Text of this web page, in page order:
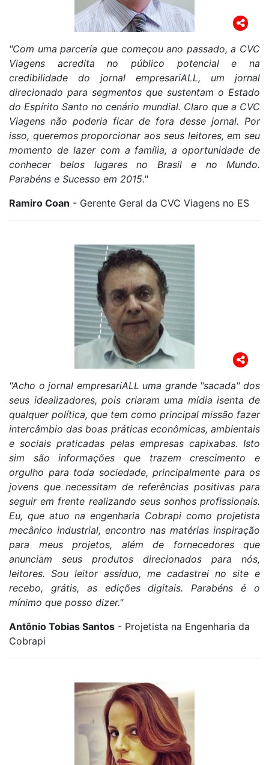
"Com uma parceria que começou ano passado, a CVC
Viagens acredita no público potencial e na
credibilidade do jornal empresariALL, um jornal
direcionado para segmentos que sustentam o Estado
do Espírito Santo no cenário mundial. Claro que a CVC
Viagens não poderia ficar de fora desse jornal. Por
isso, queremos proporcionar aos seus leitores, em seu
momento de lazer com a família, a oportunidade de
conhecer belos lugares no Brasil e no Mundo.
Parabéns e Sucesso em 2015."
Ramiro Coan - Gerente Geral da CVC Viagens no ES
"Acho o jornal empresariALL uma grande "sacada" dos
seus idealizadores, pois criaram uma mídia isenta de
qualquer política, que tem como principal missão fazer
intercâmbio das boas práticas econômicas, ambientais
e sociais praticadas pelas empresas capixabas. Isto
sim são informações que trazem crescimento e
orgulho para toda sociedade, principalmente para os
jovens que necessitam de referências positivas para
seguir em frente realizando seus sonhos profissionais.
Eu, que atuo na engenharia Cobrapi como projetista
mecânico industrial, encontro nas matérias inspiração
para meus projetos, além de fornecedores que
anunciam seus produtos direcionados para nós,
leitores. Sou leitor assíduo, me cadastrei no site e
recebo, grátis, as edições digitais. Parabéns é o
mínimo que posso dizer."
Antônio Tobias Santos - Projetista na Engenharia da
Cobrapi